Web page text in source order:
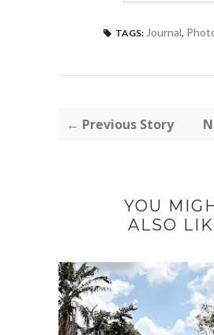
TAGS: Journal,
← Previous Story
YOU
ALSO